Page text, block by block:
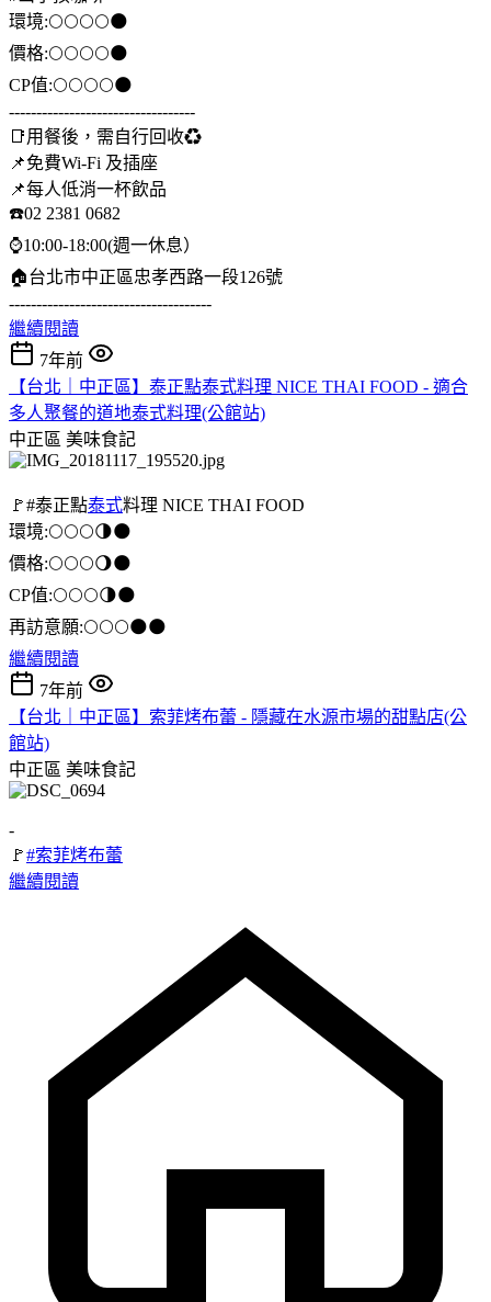
環境:🌕️🌕️🌕️🌕️🌑
價格:🌕🌕🌕🌕🌑
CP值:🌕🌕🌕🌕🌑
----------------------------------
📑用餐後，需自行回收♻
📌免費Wi-Fi 及插座
📌每人低消一杯飲品
☎️02 2381 0682
⌚10:00-18:00(週一休息）
🏠台北市中正區忠孝西路一段126號
-------------------------------------
繼續閱讀
7年前
【台北｜中正區】泰正點泰式料理 NICE THAI FOOD - 適合
多人聚餐的道地泰式料理(公館站)
中正區 美味食記
🚩#泰正點泰式料理 NICE THAI FOOD
環境:🌕🌕🌕🌗🌑
價格:🌕🌕🌕🌖🌑
CP值:🌕🌕🌕🌗🌑
再訪意願:🌕🌕🌕🌑🌑
繼續閱讀
7年前
【台北｜中正區】索菲烤布蕾 - 隱藏在水源市場的甜點店(公
館站)
中正區 美味食記
-
🚩#索菲烤布蕾
繼續閱讀